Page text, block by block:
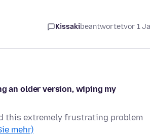
Kissakibeantwortetvor 1
an older version, wiping my
this extremely frustrating problem
mehr)